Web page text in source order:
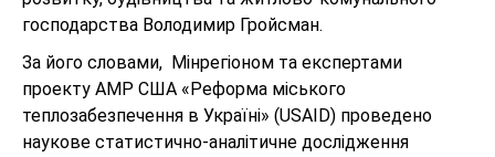
господарства Володимир Гройсман.
За його словами, Мінрегіоном та експертами
проекту АМР США «Реформа міського
теплозабезпечення в Україні» (USAID) проведено
наукове статистично-аналітичне дослідження